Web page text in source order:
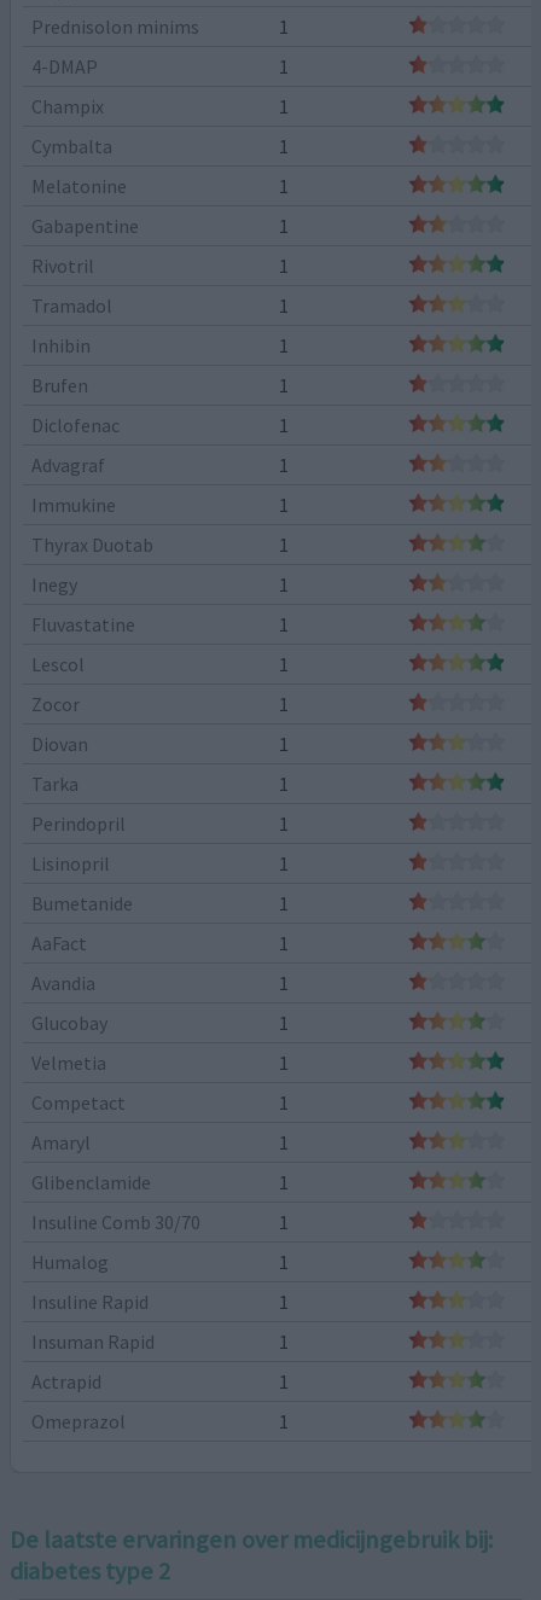
Prednisolon minims
1
4-DMAP
1
Champix
1
Cymbalta
1
Melatonine
1
Gabapentine
1
Rivotril
1
Tramadol
1
Inhibin
1
Brufen
1
Diclofenac
1
Advagraf
1
Immukine
1
Thyrax Duotab
1
Inegy
1
Fluvastatine
1
Lescol
1
Zocor
1
Diovan
1
Tarka
1
Perindopril
1
Lisinopril
1
Bumetanide
1
AaFact
1
Avandia
1
Glucobay
1
Velmetia
1
Competact
1
Amaryl
1
Glibenclamide
1
Insuline Comb 30/70
1
Humalog
1
Insuline Rapid
1
Insuman Rapid
1
Actrapid
1
Omeprazol
1
De laatste ervaringen over medicijngebruik bij:
diabetes type 2